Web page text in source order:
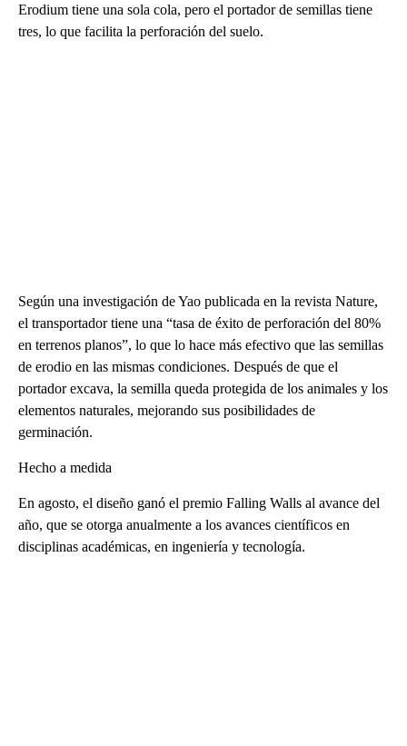
Erodium tiene una sola cola, pero el portador de semillas tiene
tres, lo que facilita la perforación del suelo.
Según una investigación de Yao publicada en la revista Nature,
el transportador tiene una “tasa de éxito de perforación del 80%
en terrenos planos”, lo que lo hace más efectivo que las semillas
de erodio en las mismas condiciones. Después de que el
portador excava, la semilla queda protegida de los animales y los
elementos naturales, mejorando sus posibilidades de
germinación.
Hecho a medida
En agosto, el diseño ganó el premio Falling Walls al avance del
año, que se otorga anualmente a los avances científicos en
disciplinas académicas, en ingeniería y tecnología.